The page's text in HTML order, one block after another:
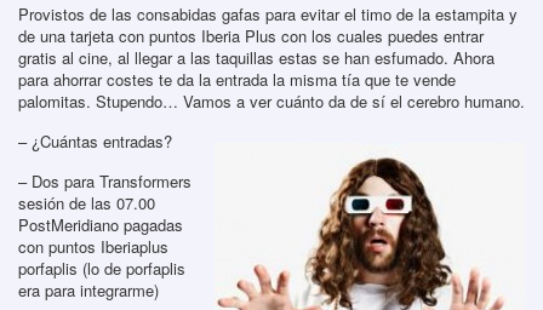
Provistos de las consabidas gafas para evitar el timo de la estampita y
de una tarjeta con puntos Iberia Plus con los cuales puedes entrar
gratis al cine, al llegar a las taquillas estas se han esfumado. Ahora
para ahorrar costes te da la entrada la misma tía que te vende
palomitas. Stupendo… Vamos a ver cuánto da de sí el cerebro humano.
– ¿Cuántas entradas?
– Dos para Transformers
sesión de las 07.00
PostMeridiano pagadas
con puntos Iberiaplus
porfaplis (lo de porfaplis
era para integrarme)